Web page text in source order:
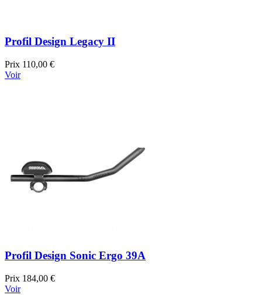
Profil Design Legacy II
Prix 110,00 €
Voir
Profil Design Sonic Ergo 39A
Prix 184,00 €
Voir